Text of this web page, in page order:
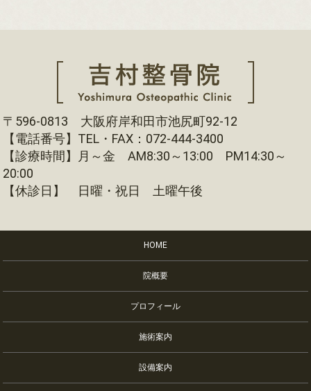
〒596-0813 大阪府岸和田市池尻町92-12
【電話番号】TEL・FAX：072-444-3400
【診療時間】月～金 AM8:30～13:00 PM14:30～
20:00
【休診日】 日曜・祝日 土曜午後
HOME
院概要
プロフィール
施術案内
設備案内